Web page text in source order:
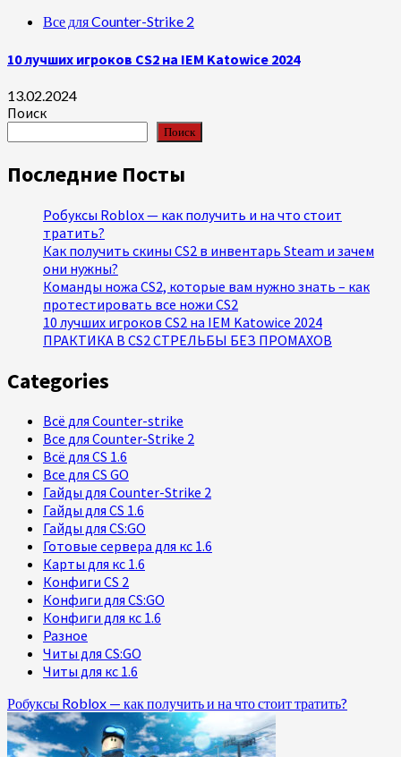
Все для Counter-Strike 2
10 лучших игроков CS2 на IEM Katowice 2024
13.02.2024
Поиск
Поиск
Последние Посты
Робуксы Roblox — как получить и на что стоит
тратить?
Как получить скины CS2 в инвентарь Steam и зачем
они нужны?
Команды ножа CS2, которые вам нужно знать – как
протестировать все ножи CS2
10 лучших игроков CS2 на IEM Katowice 2024
ПРАКТИКА В CS2 СТРЕЛЬБЫ БЕЗ ПРОМАХОВ
Categories
Всё для Counter-strike
Все для Counter-Strike 2
Всё для CS 1.6
Все для CS GO
Гайды для Counter-Strike 2
Гайды для CS 1.6
Гайды для CS:GO
Готовые сервера для кс 1.6
Карты для кс 1.6
Конфиги CS 2
Конфиги для CS:GO
Конфиги для кс 1.6
Разное
Читы для CS:GO
Читы для кс 1.6
Робуксы Roblox — как получить и на что стоит тратить?